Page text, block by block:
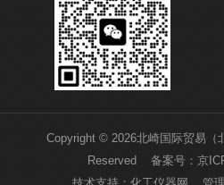
Copyright © 2026北崎国际贸易（
Reserved 备案号：京